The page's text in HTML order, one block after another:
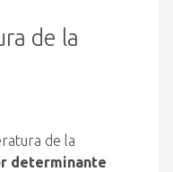
de la
de la
determinante